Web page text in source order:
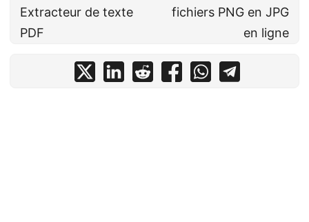
Extracteur de texte
PDF
fichiers PNG en JPG
en ligne